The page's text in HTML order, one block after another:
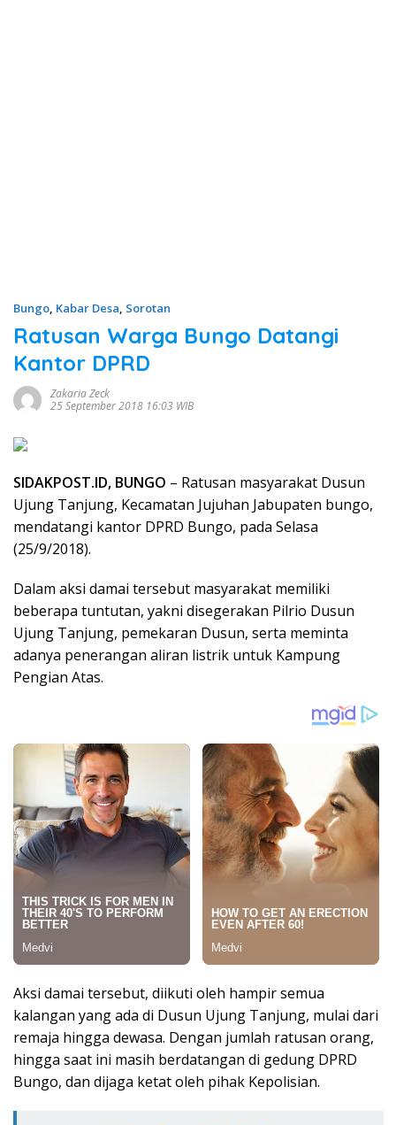
Bungo, Kabar Desa, Sorotan
Ratusan Warga Bungo Datangi
Kantor DPRD
Zakaria Zeck
25 September 2018 16:03 WIB
SIDAKPOST.ID, BUNGO – Ratusan masyarakat Dusun
Ujung Tanjung, Kecamatan Jujuhan Jabupaten bungo,
mendatangi kantor DPRD Bungo, pada Selasa
(25/9/2018).
Dalam aksi damai tersebut masyarakat memiliki
beberapa tuntutan, yakni disegerakan Pilrio Dusun
Ujung Tanjung, pemekaran Dusun, serta meminta
adanya penerangan aliran listrik untuk Kampung
Pengian Atas.
Aksi damai tersebut, diikuti oleh hampir semua
kalangan yang ada di Dusun Ujung Tanjung, mulai dari
remaja hingga dewasa. Dengan jumlah ratusan orang,
hingga saat ini masih berdatangan di gedung DPRD
Bungo, dan dijaga ketat oleh pihak Kepolisian.